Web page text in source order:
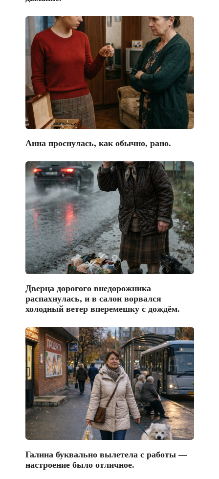
Анна проснулась, как обычно, рано.
Дверца дорогого внедорожника
распахнулась, и в салон ворвался
холодный ветер вперемешку с дождём.
Галина буквально вылетела с работы —
настроение было отличное.